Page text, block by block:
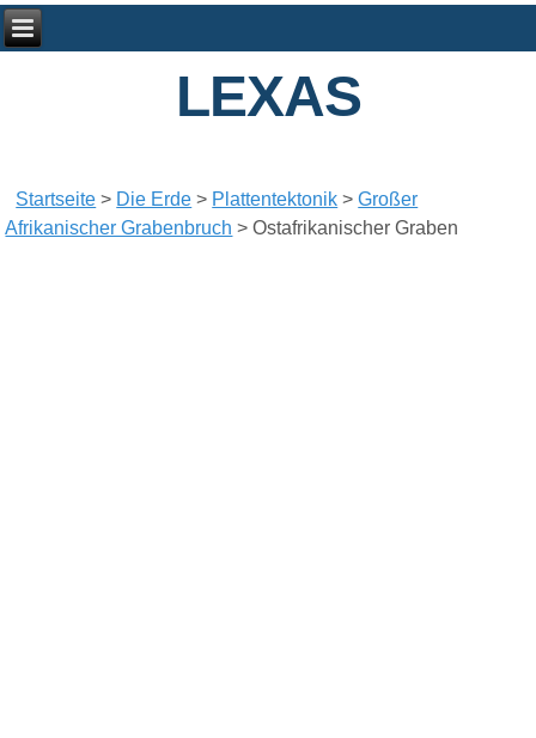
LEXAS
Startseite > Die Erde > Plattentektonik >Großer
Afrikanischer Grabenbruch >Ostafrikanischer Graben